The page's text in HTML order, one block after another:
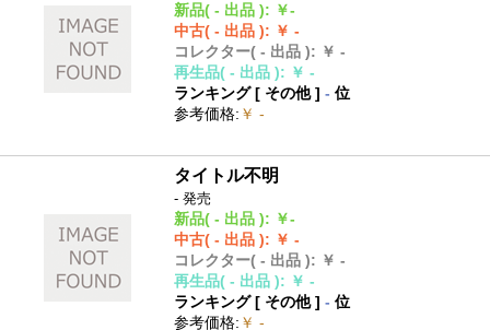
新品( - 出品 ): ￥-
中古( - 出品 ): ￥ -
コレクター( - 出品 ): ￥ -
再生品( - 出品 ): ￥ -
ランキング [ その他]- 位
参考価格: ￥ -
タイトル不明
- 発売
新品( - 出品 ): ￥-
中古( - 出品 ): ￥ -
コレクター( - 出品 ): ￥ -
再生品( - 出品 ): ￥ -
ランキング [ その他]- 位
参考価格: ￥ -